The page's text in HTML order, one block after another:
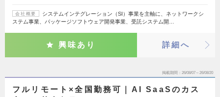
会社概要
システムインテグレーション（SI）事業を主軸に、ネットワークシ
ステム事業、パッケージソフトウェア開発事業、受託システム開…
興味あり 詳細へ
掲載期間 26/08/07～26/08/20
フルリモート×全国勤務可｜AI SaaSのカス